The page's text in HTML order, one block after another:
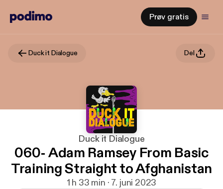
Prøv gratis
Duck it Dialogue Del
Duck it Dialogue
060- Adam Ramsey From Basic
Training Straight to Afghanistan
1 h 33 min · 7. juni 2023